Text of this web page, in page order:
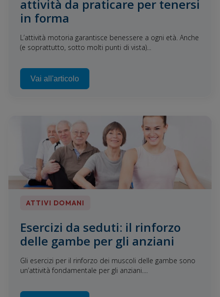
attività da praticare per tenersi
in forma
L’attività motoria garantisce benessere a ogni età. Anche
(e soprattutto, sotto molti punti di vista)...
Vai all'articolo
ATTIVI DOMANI
Esercizi da seduti: il rinforzo
delle gambe per gli anziani
Gli esercizi per il rinforzo dei muscoli delle gambe sono
un’attività fondamentale per gli anziani....